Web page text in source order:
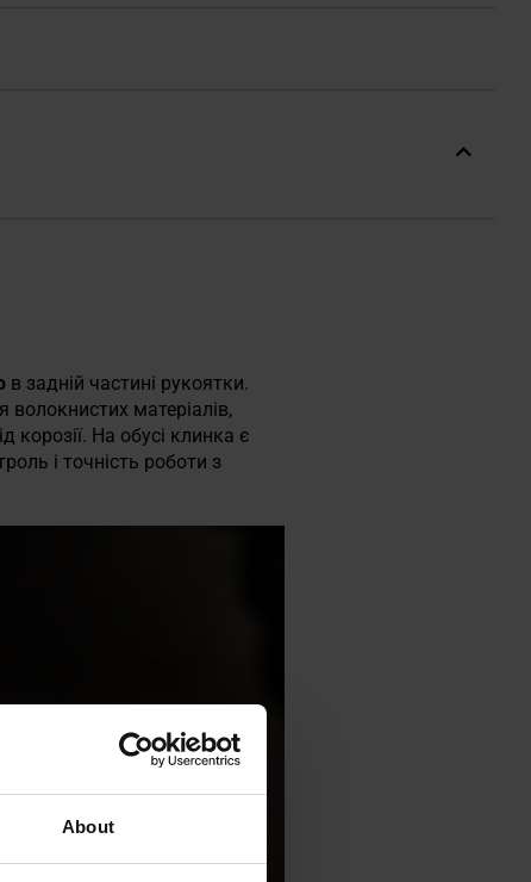
About
в задній частині рукоятки.
матеріалів,
корозії. На обусі клинка є
і точність роботи з